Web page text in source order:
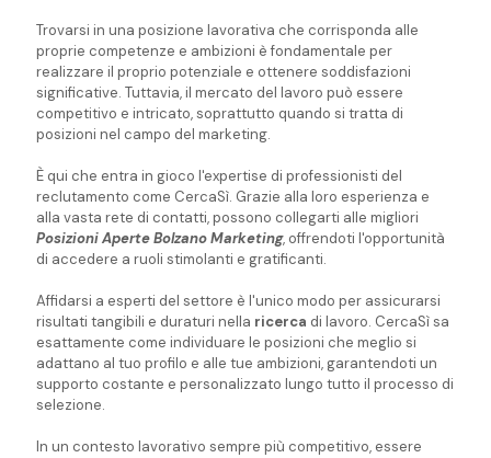
Trovarsi in una posizione lavorativa che corrisponda alle
proprie competenze e ambizioni è fondamentale per
realizzare il proprio potenziale e ottenere soddisfazioni
significative. Tuttavia, il mercato del lavoro può essere
competitivo e intricato, soprattutto quando si tratta di
posizioni nel campo del marketing.
È qui che entra in gioco l'expertise di professionisti del
reclutamento come CercaSì. Grazie alla loro esperienza e
alla vasta rete di contatti, possono collegarti alle migliori
Posizioni Aperte Bolzano Marketing, offrendoti l'opportunità
di accedere a ruoli stimolanti e gratificanti.
Affidarsi a esperti del settore è l'unico modo per assicurarsi
risultati tangibili e duraturi nella ricerca di lavoro. CercaSì sa
esattamente come individuare le posizioni che meglio si
adattano al tuo profilo e alle tue ambizioni, garantendoti un
supporto costante e personalizzato lungo tutto il processo di
selezione.
In un contesto lavorativo sempre più competitivo, essere